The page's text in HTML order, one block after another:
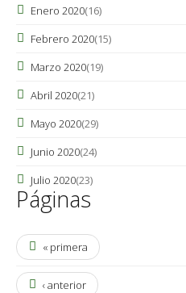
Enero 2020(16)
Febrero 2020(15)
Marzo 2020(19)
Abril 2020(21)
Mayo 2020(29)
Junio 2020(24)
Julio 2020(23)
Páginas
« primera
‹ anterior